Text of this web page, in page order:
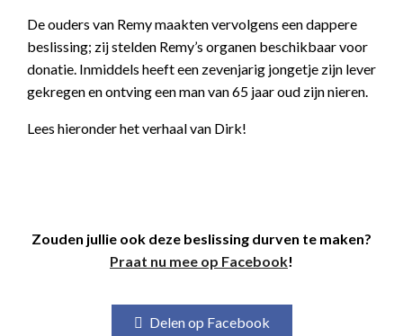
De ouders van Remy maakten vervolgens een dappere
beslissing; zij stelden Remy’s organen beschikbaar voor
donatie. Inmiddels heeft een zevenjarig jongetje zijn lever
gekregen en ontving een man van 65 jaar oud zijn nieren.
Lees hieronder het verhaal van Dirk!
Zouden jullie ook deze beslissing durven te maken?
Praat nu mee op Facebook!
Delen op Facebook